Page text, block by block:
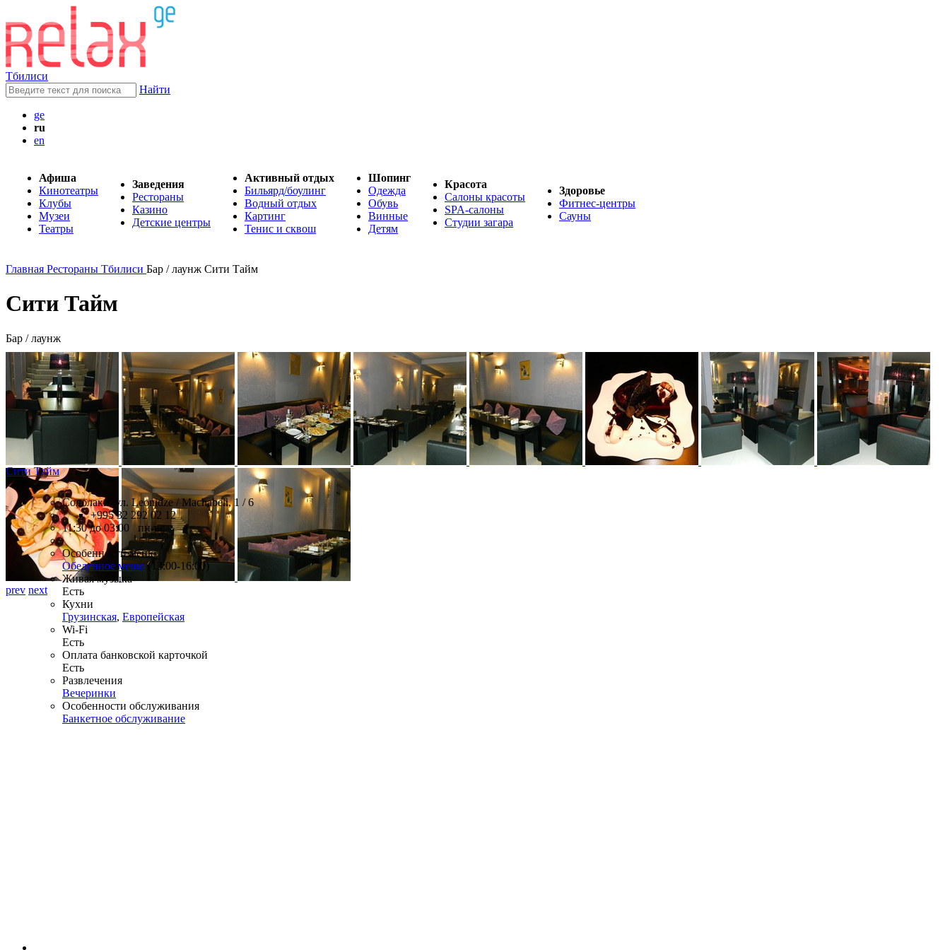
Тбилиси
Найти
ge
ru
en
Афиша
Кинотеатры
Клубы
Музеи
Театры
Заведения
Рестораны
Казино
Детские центры
Активный отдых
Бильярд/боулинг
Водный отдых
Картинг
Тенис и сквош
Шопинг
Одежда
Обувь
Винные
Детям
Красота
Салоны красоты
SPA-салоны
Студии загара
Здоровье
Фитнес-центры
Сауны
Главная Рестораны Тбилиси Бар / лаунж Сити Тайм
Сити Тайм
Бар / лаунж
prev next
Сити Тайм
Сололаки, ул. Leonidze / Machabeli, 1 / 6
+995 32 292 02 12
11:30 до 03:00 пн-вс
Особенности меню
Обеденное меню(13:00-16:00)
Живая музыка
Есть
Кухни
Грузинская, Европейская
Wi-Fi
Есть
Оплата банковской карточкой
Есть
Развлечения
Вечеринки
Особенности обслуживания
Банкетное обслуживание